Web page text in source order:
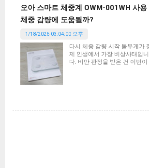
습니다. (신청서만 작성하고 후원 및 댓글 미입력
시 신청서는 폐기됨) 친효스킨 For 구글블로거 신
청서 작성하기 후원 안내 2024년 9월 1일부터 친
효스킨 For 구글블로거도 후원
수익이 치명적으로 하락했기 때문에 생계유지가
어려워져서 그렇습니다. 또한
도 엄청 늘었고요. 이제 일을
해 이제 어떻게든 돈을 마련해
우선 폰트를 변경하기 위해서
Warcraft)가 설치된 디렉터리
로는 다음과 같습니다. C: > Program Files (x86) >
어가 보시면 615로 시작하는
확장자 파일들이 6개가 있을
적용하고자 하는 폰트 파일을 일단 복사합니다. 만
약 위의 경로에 fonts 폴더가 없
주시면 됩니다. 지금 저의 와우 폰트 폴더 상황입
니다. 경로 안에 6개의 ttf 폰트
서 붙여넣고 해당 폰트 파일을
오아 스마트 체중계 OWM-001WH 사
체중 감량에 도움될까?
1/18/2026 03:04:00 오후
다시 체중 감량 시작 몸무게가 정점에 달했습니다.
제 인생에서 가장 비상사태입
다. 비만 판정을 받은 건 이번이
회에서 비만이라 함은 자기 관